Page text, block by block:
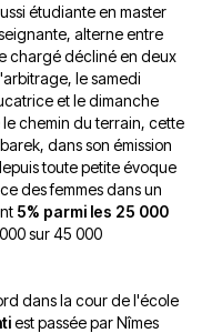
étudiante en master
alterne entre
chargé décliné en deux
le samedi
et le dimanche
chemin du terrain, cette
dans son émission
toute petite évoque
des femmes dans un
5% parmi les 25 000
sur 45 000
dans la cour de l'école
est passée par Nîmes